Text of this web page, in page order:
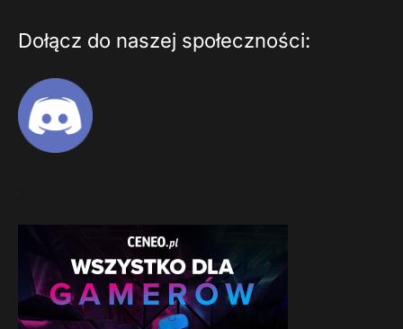
Dołącz do naszej społeczności: